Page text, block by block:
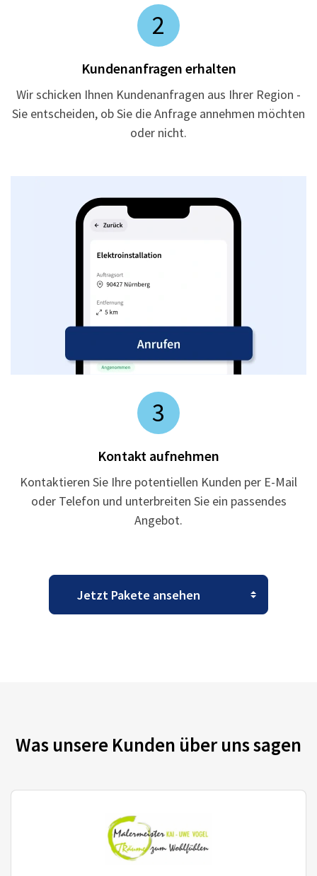
2
Kundenanfragen erhalten
Wir schicken Ihnen Kundenanfragen aus Ihrer Region -
Sie entscheiden, ob Sie die Anfrage annehmen möchten
oder nicht.
3
Kontakt aufnehmen
Kontaktieren Sie Ihre potentiellen Kunden per E-Mail
oder Telefon und unterbreiten Sie ein passendes
Angebot.
Was unsere Kunden über uns sagen